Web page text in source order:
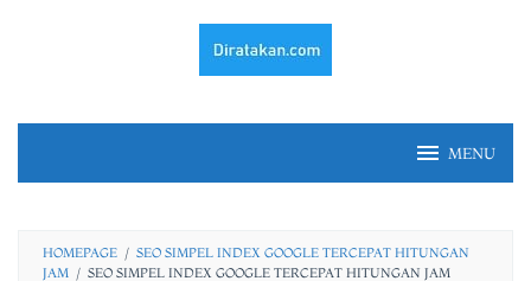
MENU
HOMEPAGE / SEO SIMPEL INDEX GOOGLE TERCEPAT HITUNGAN
JAM / SEO SIMPEL INDEX GOOGLE TERCEPAT HITUNGAN JAM